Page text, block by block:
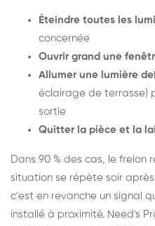
Éteindre toutes les
concernée
Ouvrir grand une
Allumer une lumière
éclairage de terrasse)
sortie
Quitter la pièce et la
Dans 90 % des cas, le frelon
situation se répète soir
c'est en revanche un signal
installé à proximité. Need's